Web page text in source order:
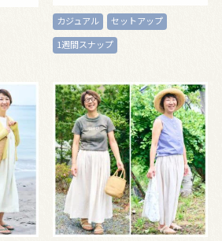
カジュアル
セットアップ
1週間スナップ